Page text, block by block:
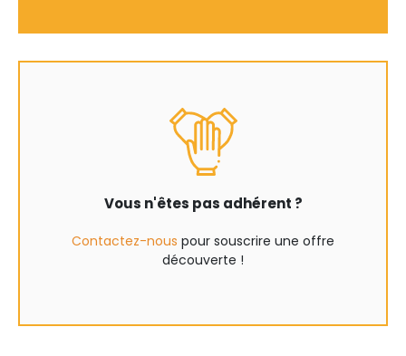
Vous n'êtes pas adhérent ?
Contactez-nous pour souscrire une offre
découverte !